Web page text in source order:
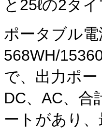
と25ℓの2タ
ポータブル電
568WH/
で、出力ポー
DC、AC、合
ートがあり